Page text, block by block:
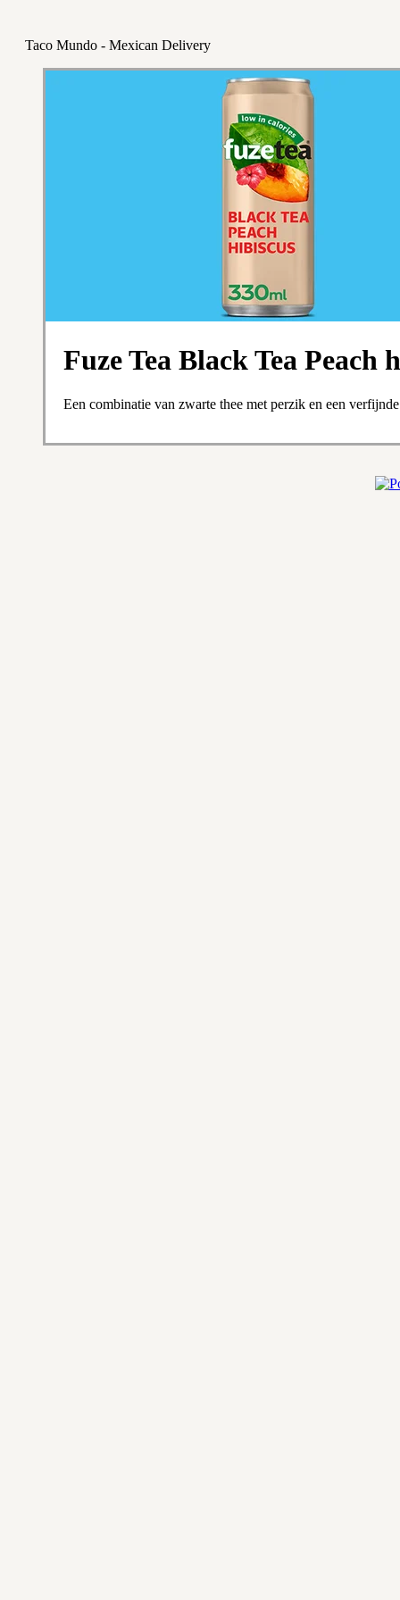
Taco Mundo - Mexican Delivery
Fuze Tea Black Tea Peach
Een combinatie van zwarte thee met perzik en een